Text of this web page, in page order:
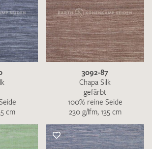
cm
3092-87
Chapa Silk
gefärbt
100% reine Seide
230 g/lfm, 135 cm